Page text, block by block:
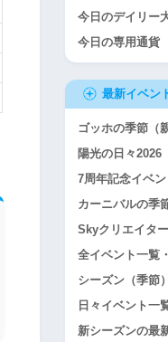
今日のデイリー
今日の専用通貨
最新イベン
ゴッホの季節（
陽光の日々2026
7周年記念イベン
カーニバルの季
Skyクリエイタ
全イベント一覧
シーズン（季節
日々イベント一
新シーズンの最